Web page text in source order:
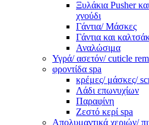
Ξυλάκια Pusher
χνούδι
Γάντια/ Μάσκες
Γάντια και
Αναλώσιμα
Υγρά/ ασετόν/ cuticle
φροντίδα spa
κρέμες/ μάσκες/
Λάδι επωνυχίων
Παραφίνη
Ζεστό κερί spa
Απολυμαντικά χεριών/